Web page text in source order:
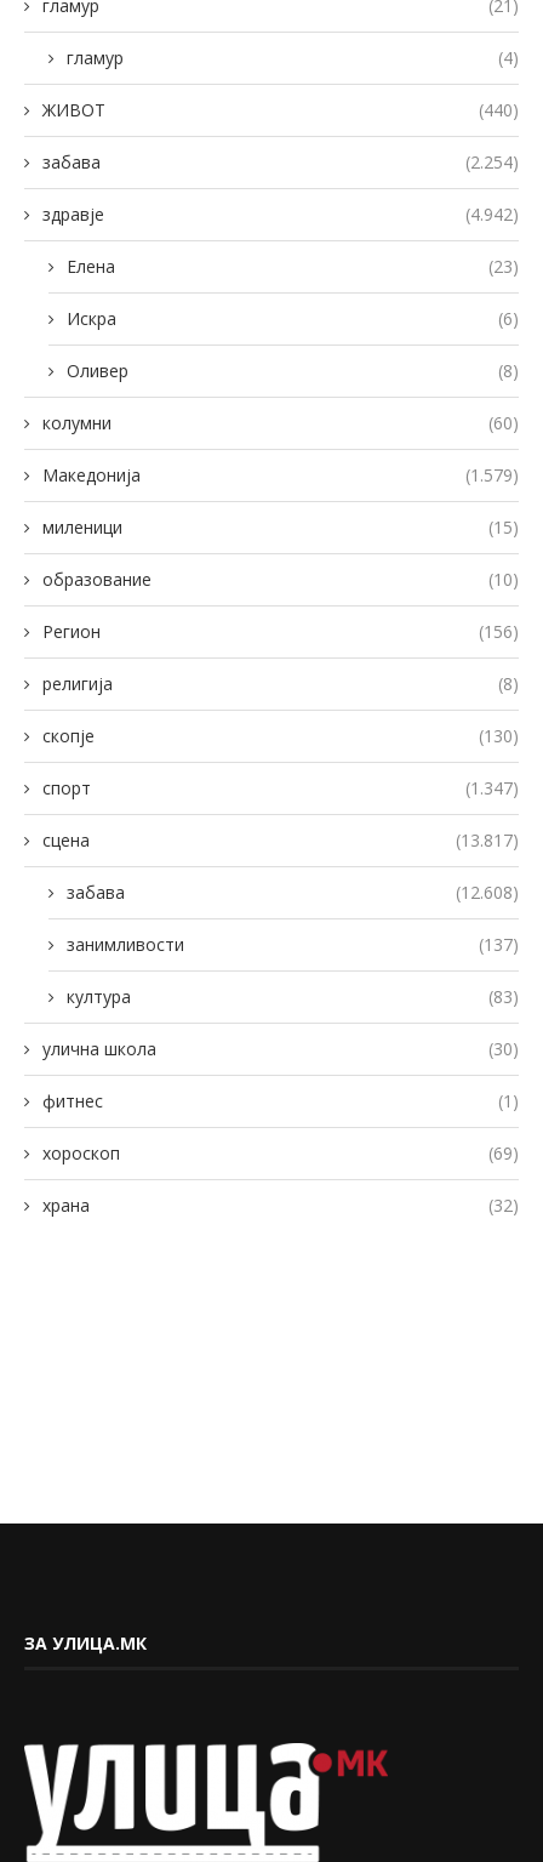
гламур (21)
гламур (4)
ЖИВОТ (440)
забава (2.254)
здравје (4.942)
Елена (23)
Искра (6)
Оливер (8)
колумни (60)
Македонија (1.579)
миленици (15)
образование (10)
Регион (156)
религија (8)
скопје (130)
спорт (1.347)
сцена (13.817)
забава (12.608)
занимливости (137)
култура (83)
улична школа (30)
фитнес (1)
хороскоп (69)
храна (32)
ЗА УЛИЦА.МК